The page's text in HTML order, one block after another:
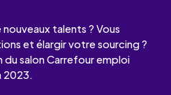
talents ? Vous
et élargir votre sourcing ?
du salon Carrefour emploi
2023.